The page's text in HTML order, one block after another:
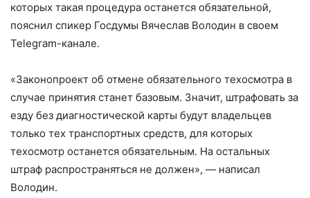
которых такая процедура останется обязательной,
пояснил спикер Госдумы Вячеслав Володин в своем
Telegram-канале.
«Законопроект об отмене обязательного техосмотра в
случае принятия станет базовым. Значит, штрафовать за
езду без диагностической карты будут владельцев
только тех транспортных средств, для которых
техосмотр останется обязательным. На остальных
штраф распространяться не должен», — написал
Володин.